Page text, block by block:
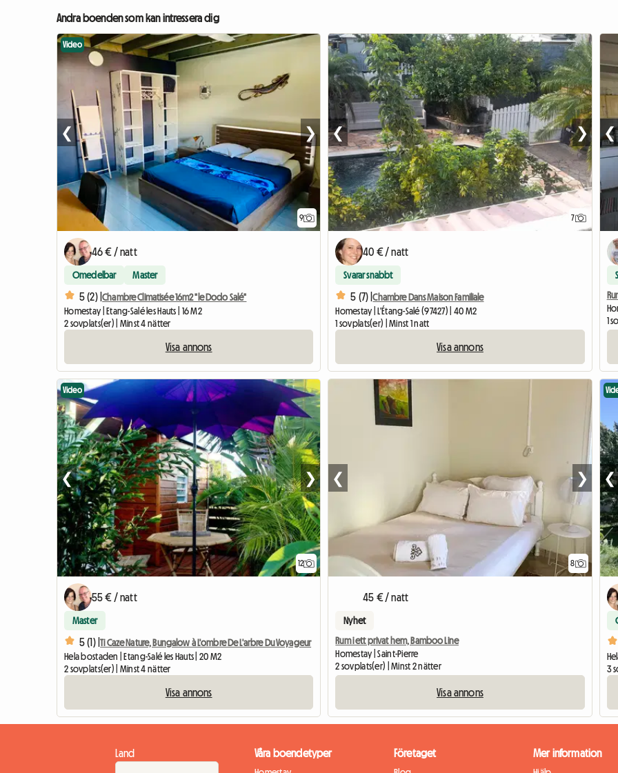
Andra boenden som kan intressera dig
9
Video
❮ ❯
46 € / natt
Omedelbar Master
5 (2) |Chambre Climatisée 16m2 "le Dodo Salé"
Homestay | Etang-Salé les Hauts | 16 M2
2 sovplats(er) | Minst 4 nätter
Visa annons
7
❮ ❯
40 € / natt
Svarar snabbt
5 (7) |Chambre Dans Maison Familiale
Homestay | L'Étang-Salé (97427) | 40 M2
1 sovplats(er) | Minst 1 natt
Visa annons
❮
1
12
Video
❮ ❯
55 € / natt
Master
5 (1) |Ti Caze Nature, Bungalow à L'ombre De L'arbre Du Voyageur
Hela bostaden | Etang-Salé les Hauts | 20 M2
2 sovplats(er) | Minst 4 nätter
Visa annons
8
❮ ❯
45 € / natt
Nyhet
Rum i ett privat hem, Bamboo Line
Homestay | Saint-Pierre
2 sovplats(er) | Minst 2 nätter
Visa annons
❮
3
Land Våra boendetyper Företaget Mer information